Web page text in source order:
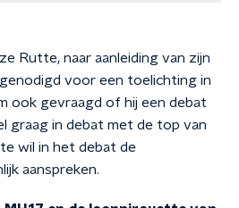
Rutte, naar aanleiding van zijn
voor een toelichting in
ook gevraagd of hij een debat
graag in debat met de top van
wil in het debat de
aanspreken.